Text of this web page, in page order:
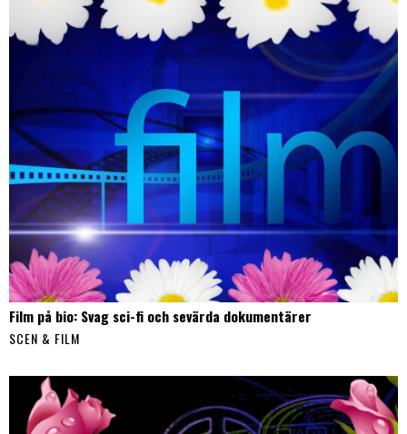
Film på bio: Svag sci-fi och sevärda dokumentärer
SCEN & FILM